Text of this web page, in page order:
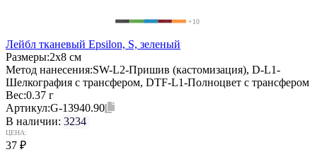
+10
Лейбл тканевый Epsilon, S, зеленый
Размеры:2х8 см
Метод нанесения:SW-L2-Пришив (кастомизация), D-L1-
Шелкография с трансфером, DTF-L1-Полноцвет с трансфером
Вес:0.37 г
Артикул:G-13940.90
В наличии: 3234
ЦЕНА:
37 ₽